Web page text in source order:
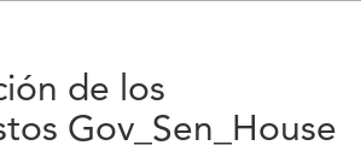
de los
Gov_Sen_House